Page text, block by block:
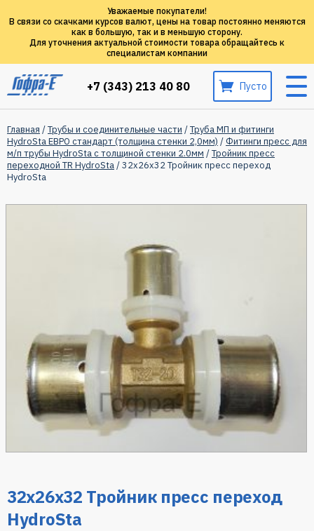
Уважаемые покупатели!
В связи со скачками курсов валют, цены на товар постоянно меняются
как в большую, так и в меньшую сторону.
Для уточнения актуальной стоимости товара обращайтесь к
специалистам компании
+7 (343) 213 40 80 Пусто
Главная /Трубы и соединительные части /Труба МП и фитинги
HydroSta ЕВРО стандарт (толщина стенки 2,0мм) / Фитинги пресс для
м/п трубы HydroSta с толщиной стенки 2.0мм /Тройник пресс
переходной TR HydroSta/ 32х26х32 Тройник пресс переход
HydroSta
32х26х32 Тройник пресс переход
HydroSta